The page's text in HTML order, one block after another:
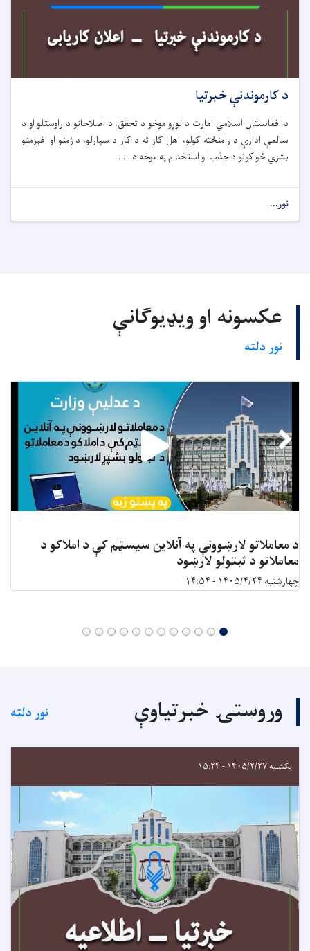
د کارموندنې خبرتیا
د افغانستان اسلامي امارت د لوړو موخو د تحقق، د اصلاحاتو د راوستلو او د
سالمې ادارې د رامنځته کولو، اهل کار ته د کار د سپارلو، د ژمنو او اغېزمنو
بشري ځواکونو د جذب او استخدام په موخه د . . .
نور...
عکسونه او ویډیوګانې
نور دلته
د معاملاتو لارښوونې په آنلاین سیسټم کې د املاکو د
معاملاتو د ثبتولو لارښود
چهارشنبه ۱۴۰۵/۴/۲۴ - ۱۴:۵۴
وروستۍ خبرتیاوې نور دلته
یکشنبه ۱۴۰۵/۲/۲۷ - ۱۵:۲۴